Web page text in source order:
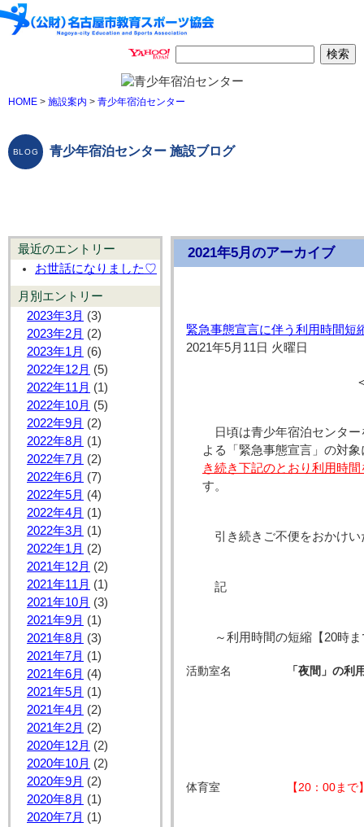
HOME > 施設案内 > 青少年宿泊センター
青少年宿泊センター 施設ブログ
最近のエントリー
お世話になりました♡
月別エントリー
2023年3月 (3)
2023年2月 (2)
2023年1月 (6)
2022年12月 (5)
2022年11月 (1)
2022年10月 (5)
2022年9月 (2)
2022年8月 (1)
2022年7月 (2)
2022年6月 (7)
2022年5月 (4)
2022年4月 (1)
2022年3月 (1)
2022年1月 (2)
2021年12月 (2)
2021年11月 (1)
2021年10月 (3)
2021年9月 (1)
2021年8月 (3)
2021年7月 (1)
2021年6月 (4)
2021年5月 (1)
2021年4月 (2)
2021年2月 (2)
2020年12月 (2)
2020年10月 (2)
2020年9月 (2)
2020年8月 (1)
2020年7月 (1)
2021年5月のアーカイブ
緊急事態宣言に伴う利用時間短
2021年5月11日 火曜日
日頃は青少年宿泊センタ
よる「緊急事態宣言」の対
き続き下記のとおり利用時間
す。
引き続きご不便をおかけ
記
～利用時間の短縮【20時
活動室名 「夜間」の利
体育室 【20：00まで